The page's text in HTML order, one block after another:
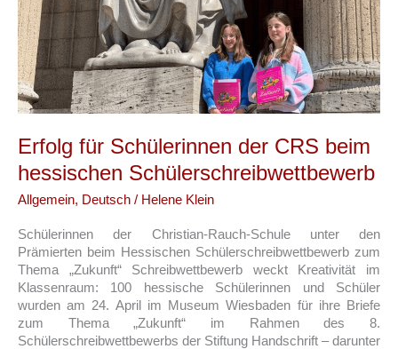
Erfolg für Schülerinnen der CRS beim
hessischen Schülerschreibwettbewerb
Allgemein, Deutsch / Helene Klein
Schülerinnen der Christian-Rauch-Schule unter den
Prämierten beim Hessischen Schülerschreibwettbewerb zum
Thema „Zukunft“ Schreibwettbewerb weckt Kreativität im
Klassenraum: 100 hessische Schülerinnen und Schüler
wurden am 24. April im Museum Wiesbaden für ihre Briefe
zum Thema „Zukunft“ im Rahmen des 8.
Schülerschreibwettbewerbs der Stiftung Handschrift – darunter